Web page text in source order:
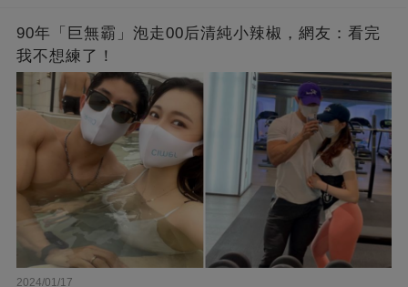
90年「巨無霸」泡走00后清純小辣椒，網友：看完
我不想練了！
2024/01/17